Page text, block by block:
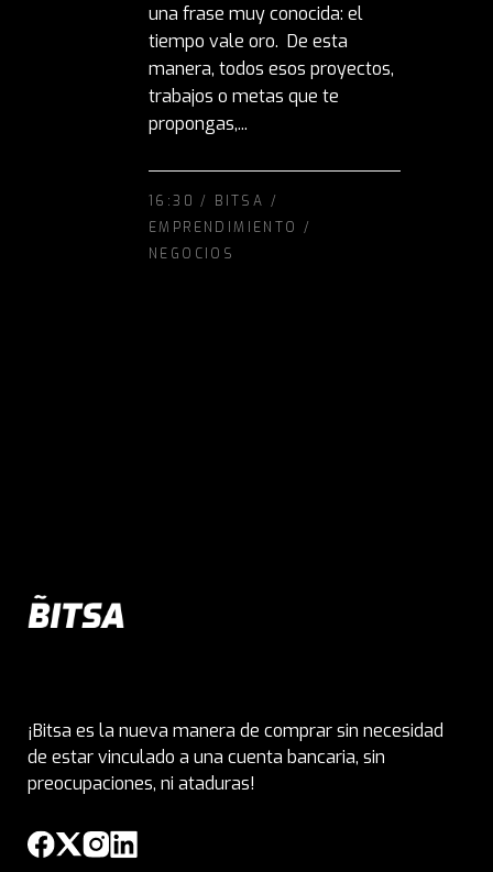
una frase muy conocida: el
tiempo vale oro. De esta
manera, todos esos proyectos,
trabajos o metas que te
propongas,...
16:30 / BITSA /
EMPRENDIMIENTO /
NEGOCIOS
¡Bitsa es la nueva manera de comprar sin necesidad
de estar vinculado a una cuenta bancaria, sin
preocupaciones, ni ataduras!